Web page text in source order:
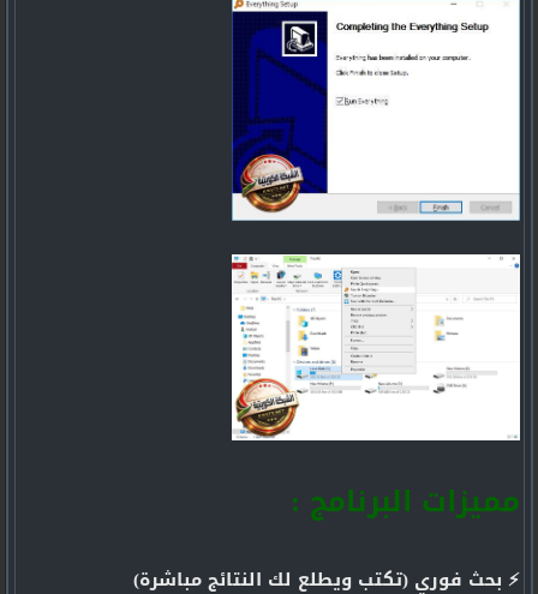
مميزات البرنامج :
⚡ بحث فوري (تكتب ويطلع لك النتائج مباشرة)